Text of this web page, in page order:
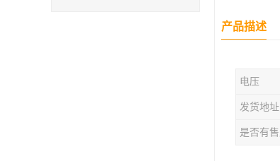
产品描述
电压
发货地址
是否有